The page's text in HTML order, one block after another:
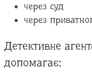
через суд
через
Детективне
допомагає: